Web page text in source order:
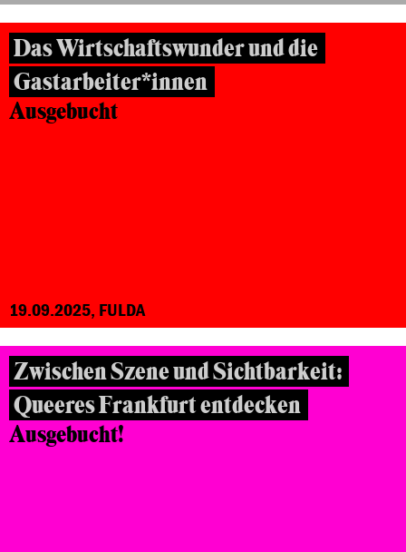
Das Wirtschaftswunder und die
Gastarbeiter*innen
Ausgebucht
19.09.2025, FULDA
Zwischen Szene und Sichtbarkeit:
Queeres Frankfurt entdecken
Ausgebucht!